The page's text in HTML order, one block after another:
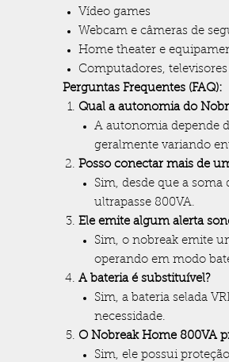
Vídeo games
Webcam e câmeras de
Home theater e
Computadores,
Perguntas Frequentes (FAQ):
Qual a autonomia do
A autonomia depende
geralmente variando
Posso conectar mais de
Sim, desde que a
ultrapasse 800VA.
Ele emite algum alerta
Sim, o nobreak emite
operando em modo
A bateria é substituível?
Sim, a bateria selada
necessidade.
O Nobreak Home 800VA
Sim, ele possui